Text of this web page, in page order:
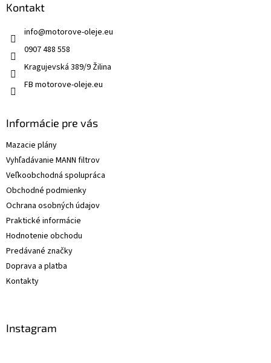
Kontakt
info@motorove-oleje.eu
0907 488 558
Kragujevská 389/9 Žilina
FB motorove-oleje.eu
Informácie pre vás
Mazacie plány
Vyhľadávanie MANN filtrov
Veľkoobchodná spolupráca
Obchodné podmienky
Ochrana osobných údajov
Praktické informácie
Hodnotenie obchodu
Predávané značky
Doprava a platba
Kontakty
Instagram